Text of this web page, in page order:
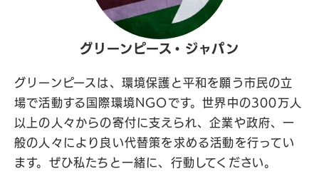
グリーンピース・ジャパン
グリーンピースは、環境保護と平和を願う市民の立
場で活動する国際環境NGOです。世界中の300万人
以上の人々からの寄付に支えられ、企業や政府、一
般の人々により良い代替策を求める活動を行ってい
ます。ぜひ私たちと一緒に、行動してください。